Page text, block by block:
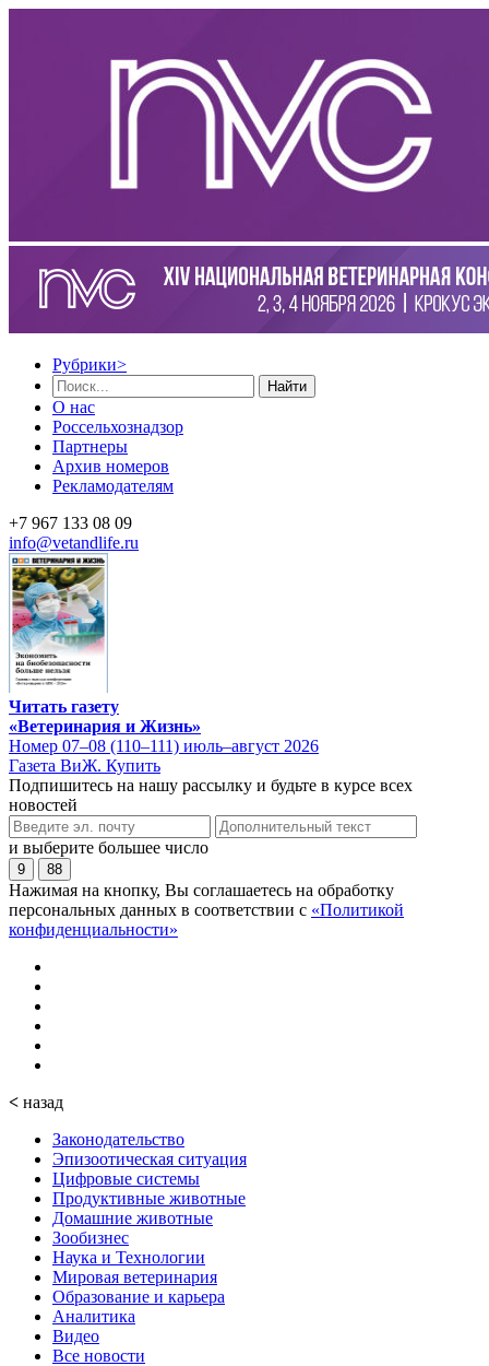
Рубрики>
Найти
О нас
Россельхознадзор
Партнеры
Архив номеров
Рекламодателям
+7 967 133 08 09
info@vetandlife.ru
Читать газету
«Ветеринария и Жизнь»
Номер 07–08 (110–111) июль–август 2026
Газета ВиЖ. Купить
Подпишитесь на нашу рассылку и будьте в курсе всех
новостей
и выберите большее число
9 88
Нажимая на кнопку, Вы соглашаетесь на обработку
персональных данных в соответствии с «Политикой
конфиденциальности»
< назад
Законодательство
Эпизоотическая ситуация
Цифровые системы
Продуктивные животные
Домашние животные
Зообизнес
Наука и Технологии
Мировая ветеринария
Образование и карьера
Аналитика
Видео
Все новости